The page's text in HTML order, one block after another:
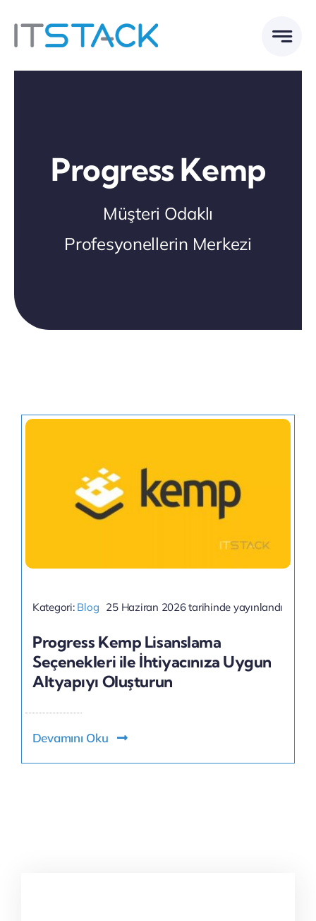
content
Progress Kemp
Müşteri Odaklı
Profesyonellerin Merkezi
Kategori: Blog 25 Haziran 2026 tarihinde yayınlandı
Progress Kemp Lisanslama
Seçenekleri ile İhtiyacınıza Uygun
Altyapıyı Oluşturun
Devamını Oku